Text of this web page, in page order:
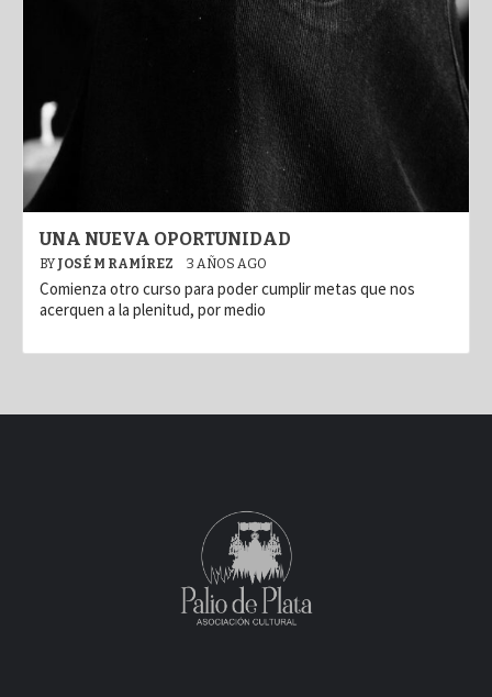
UNA NUEVA OPORTUNIDAD
BY JOSÉ M RAMÍREZ 3 AÑOS AGO
Comienza otro curso para poder cumplir metas que nos
acerquen a la plenitud, por medio